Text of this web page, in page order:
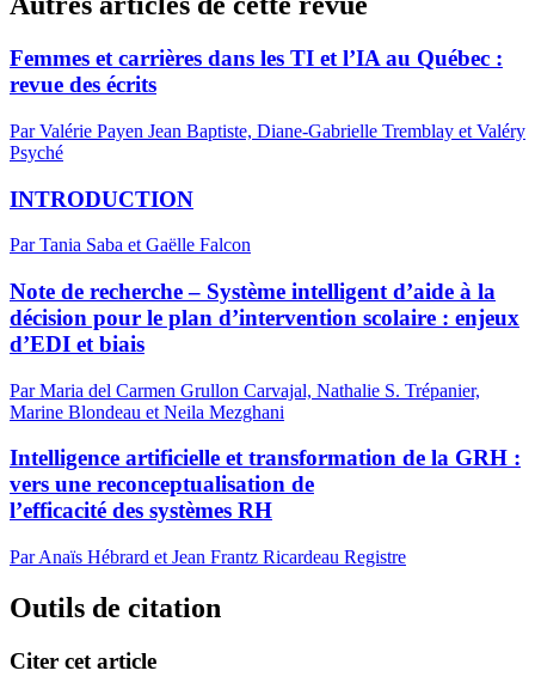
Femmes et carrières dans les TI et l’IA au Québec :
revue des écrits
Par Valérie Payen Jean Baptiste, Diane-Gabrielle Tremblay et Valéry
Psyché
INTRODUCTION
Par Tania Saba et Gaëlle Falcon
Note de recherche – Système intelligent d’aide à la
décision pour le plan d’intervention scolaire : enjeux
d’EDI et biais
Par Maria del Carmen Grullon Carvajal, Nathalie S. Trépanier,
Marine Blondeau et Neila Mezghani
Intelligence artificielle et transformation de la GRH :
vers une reconceptualisation de
l’efficacité des systèmes RH
Par Anaïs Hébrard et Jean Frantz Ricardeau Registre
Outils de citation
Citer cet article